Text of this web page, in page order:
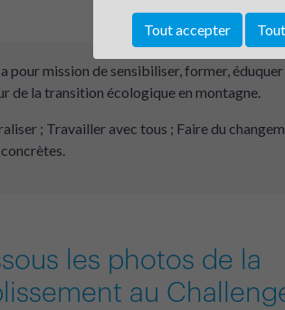
pour mission de sensibiliser, former,
de la transition écologique en montagne.
; Travailler avec tous ; Faire du
les photos de la
au
Tout accepter